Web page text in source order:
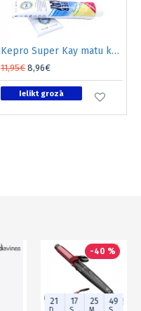
Kepro Super Kay matu krāsa platīnu blond 10.00 180ml
11,95€ 8,96€
Ielikt grozā
-40 %
21 17 25 48